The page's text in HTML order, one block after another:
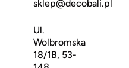
sklep@decobali.pl
Ul.
Wolbromska
18/1B, 53-